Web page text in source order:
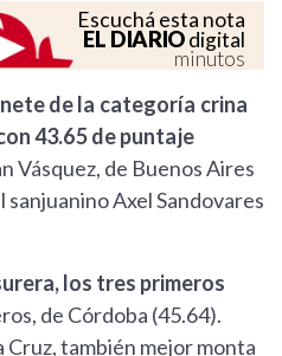
Escuchá esta nota
EL DIARIOdigital
minutos
de la categoría crina
43.65 de puntaje
Vásquez, de Buenos Aires
sanjuanino Axel Sandovares
los tres primeros
de Córdoba (45.64).
también mejor monta